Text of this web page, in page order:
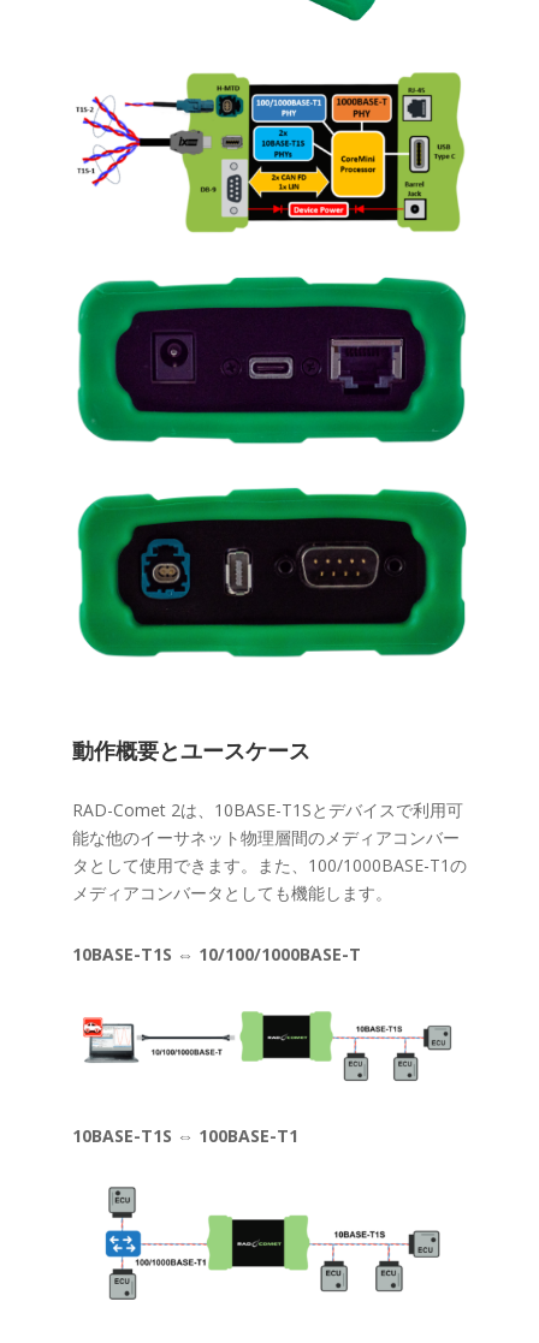
動作概要とユースケース
RAD-Comet 2は、10BASE-T1Sとデバイスで利用可
能な他のイーサネット物理層間のメディアコンバー
タとして使用できます。また、100/1000BASE-T1の
メディアコンバータとしても機能します。
10BASE-T1S ⇔ 10/100/1000BASE-T
10BASE-T1S ⇔ 100BASE-T1